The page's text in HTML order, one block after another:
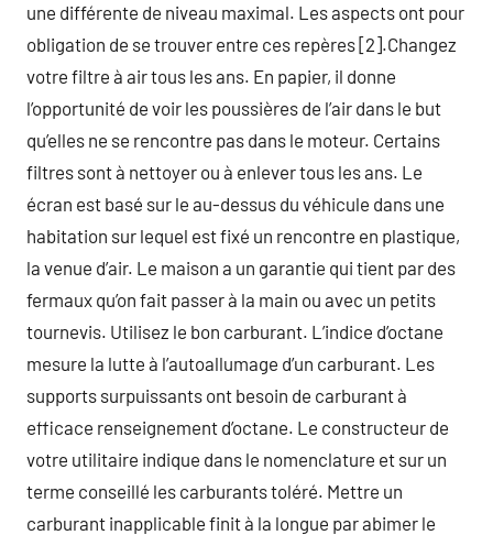
une différente de niveau maximal. Les aspects ont pour
obligation de se trouver entre ces repères [2].Changez
votre filtre à air tous les ans. En papier, il donne
l’opportunité de voir les poussières de l’air dans le but
qu’elles ne se rencontre pas dans le moteur. Certains
filtres sont à nettoyer ou à enlever tous les ans. Le
écran est basé sur le au-dessus du véhicule dans une
habitation sur lequel est fixé un rencontre en plastique,
la venue d’air. Le maison a un garantie qui tient par des
fermaux qu’on fait passer à la main ou avec un petits
tournevis. Utilisez le bon carburant. L’indice d’octane
mesure la lutte à l’autoallumage d’un carburant. Les
supports surpuissants ont besoin de carburant à
efficace renseignement d’octane. Le constructeur de
votre utilitaire indique dans le nomenclature et sur un
terme conseillé les carburants toléré. Mettre un
carburant inapplicable finit à la longue par abimer le